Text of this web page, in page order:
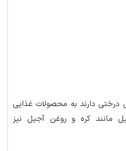
درختی دارند به محصولات غذایی
مانند کره و روغن آجیل نیز